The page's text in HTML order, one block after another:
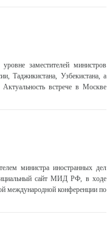
заместителей министров
Таджикистана, Узбекистана, а
встрече в Москве
министра иностранных дел
сайт МИД РФ, в ходе
международной конференции по